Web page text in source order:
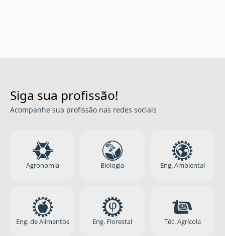
Siga sua profissão!
Acompanhe sua profissão nas redes sociais
Agronomia Biologia Eng. Ambiental
Eng. de Alimentos Eng. Florestal Téc. Agrícola